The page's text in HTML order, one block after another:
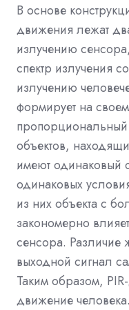
В основе
движения лежат
излучению
спектр излучения
излучению
формирует на
пропорциональный
объектов,
имеют одинаковый
одинаковых
из них объекта с
закономерно
сенсора. Различие
выходной сигнал
Таким образом,
движение человека.